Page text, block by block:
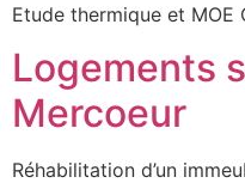
Etude thermique et MOE
Logements
Mercoeur
Réhabilitation d’un